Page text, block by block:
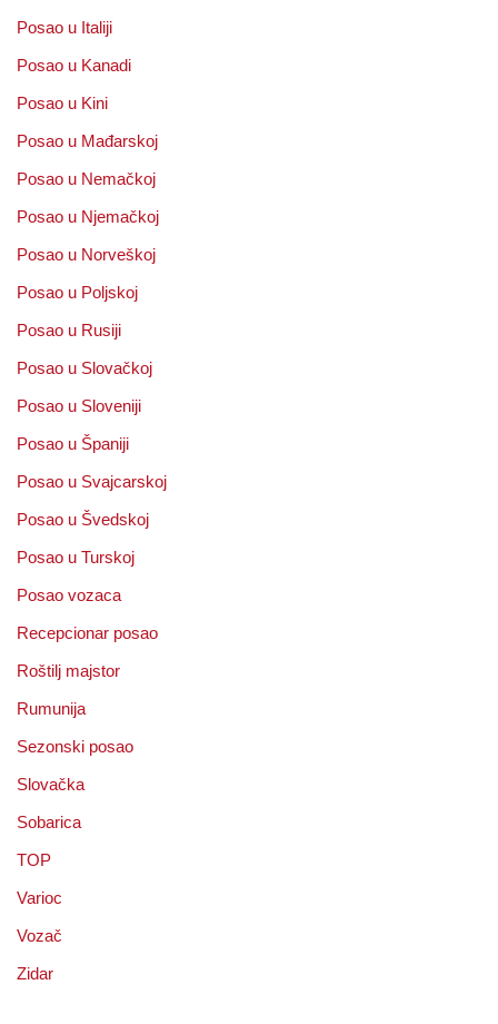
Posao u Italiji
Posao u Kanadi
Posao u Kini
Posao u Mađarskoj
Posao u Nemačkoj
Posao u Njemačkoj
Posao u Norveškoj
Posao u Poljskoj
Posao u Rusiji
Posao u Slovačkoj
Posao u Sloveniji
Posao u Španiji
Posao u Svajcarskoj
Posao u Švedskoj
Posao u Turskoj
Posao vozaca
Recepcionar posao
Roštilj majstor
Rumunija
Sezonski posao
Slovačka
Sobarica
TOP
Varioc
Vozač
Zidar